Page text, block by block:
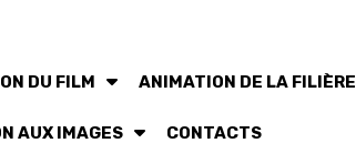
DU FILM ANIMATION DE LA FILIÈRE
AUX IMAGES CONTACTS